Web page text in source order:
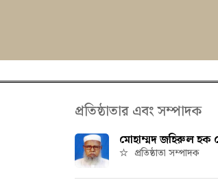
প্রতিষ্ঠাতার এবং সম্পাদক
মোহাম্মদ জহিরুল হক
প্রতিষ্ঠাতা সম্পাদক